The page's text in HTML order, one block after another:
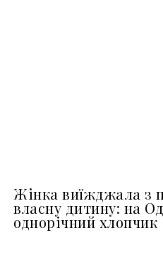
Жінка виїжджала з
власну дитину: на
однорічний хлопчик